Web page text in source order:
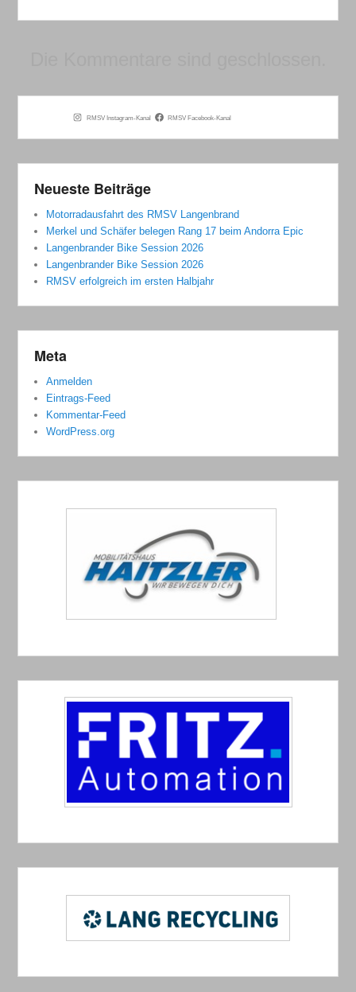
RMSV Instagram-Kanal RMSV Facebook-Kanal
Neueste Beiträge
Motorradausfahrt des RMSV Langenbrand
Merkel und Schäfer belegen Rang 17 beim Andorra Epic
Langenbrander Bike Session 2026
Langenbrander Bike Session 2026
RMSV erfolgreich im ersten Halbjahr
Meta
Anmelden
Eintrags-Feed
Kommentar-Feed
WordPress.org